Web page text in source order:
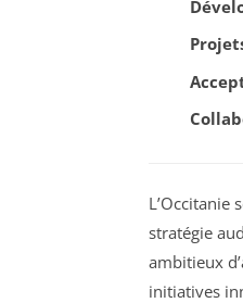
L’Occitanie
stratégie
ambitieux
initiatives